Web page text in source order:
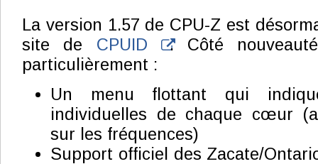
La version 1.57 de CPU-Z est
site de CPUID
. Côté
particulièrement :
Un menu flottant qui
individuelles de chaque cœur
sur les fréquences)
Support officiel des Zacate/